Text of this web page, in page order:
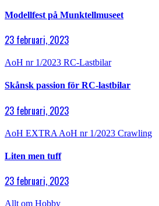
Modellfest på Munktellmuseet
23 februari, 2023
AoH nr 1/2023 RC-Lastbilar
Skånsk passion för RC-lastbilar
23 februari, 2023
AoH EXTRA AoH nr 1/2023 Crawling
Liten men tuff
23 februari, 2023
Allt om Hobby